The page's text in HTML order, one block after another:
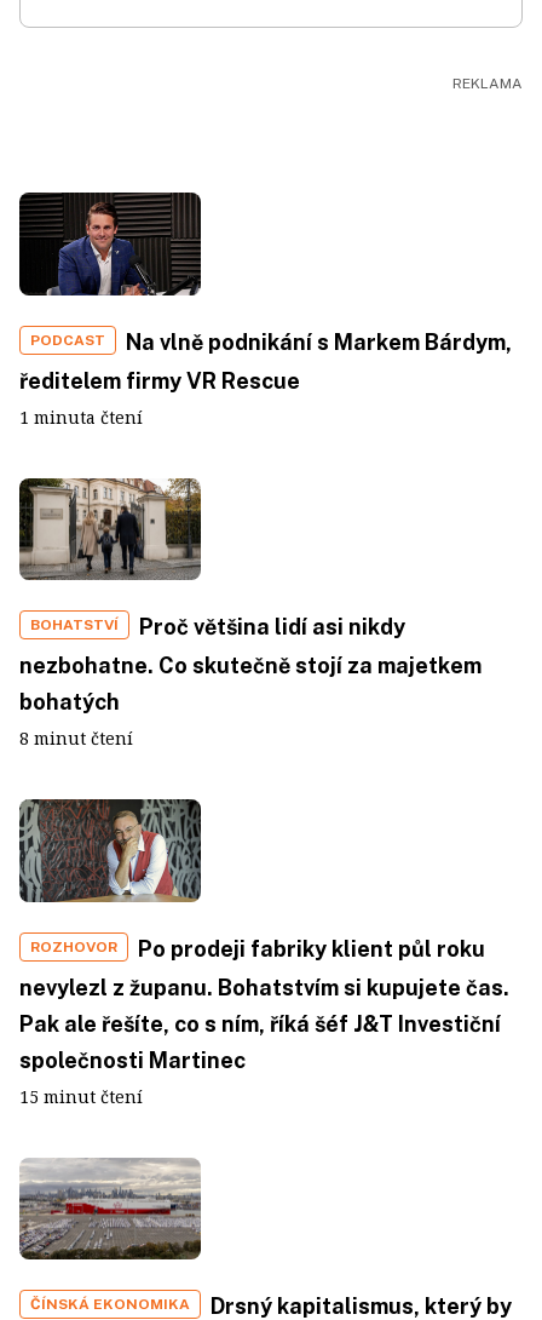
PODCAST
Na vlně podnikání s Markem Bárdym,
ředitelem firmy VR Rescue
1 minuta čtení
BOHATSTVÍ
Proč většina lidí asi nikdy
nezbohatne. Co skutečně stojí za majetkem
bohatých
8 minut čtení
ROZHOVOR
Po prodeji fabriky klient půl roku
nevylezl z županu. Bohatstvím si kupujete čas.
Pak ale řešíte, co s ním, říká šéf J&T Investiční
společnosti Martinec
15 minut čtení
ČÍNSKÁ EKONOMIKA
Drsný kapitalismus, který by